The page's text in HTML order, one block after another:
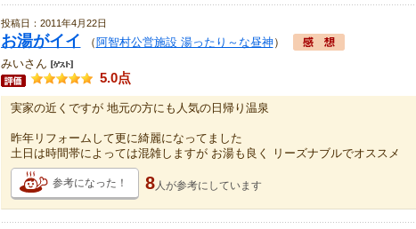
投稿日：2011年4月22日
お湯がイイ （ 阿智村公営施設 湯ったり～な昼神）
みいさん
5.0点
実家の近くですが 地元の方にも人気の日帰り温泉
昨年リフォームして更に綺麗になってました
土日は時間帯によっては混雑しますが お湯も良く リーズナブルでオススメ
参考になった！ 8人が参考にしています